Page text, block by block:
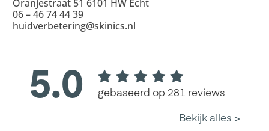
Oranjestraat 51 6101 HW Echt
06 – 46 74 44 39
huidverbetering@skinics.nl